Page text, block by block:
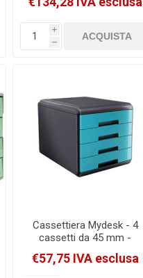
i
h
Cassettiera Mydesk - 4
cassetti da 45 mm -
turchese - Arda
[18P4PTU]
€57,75 IVA esclusa